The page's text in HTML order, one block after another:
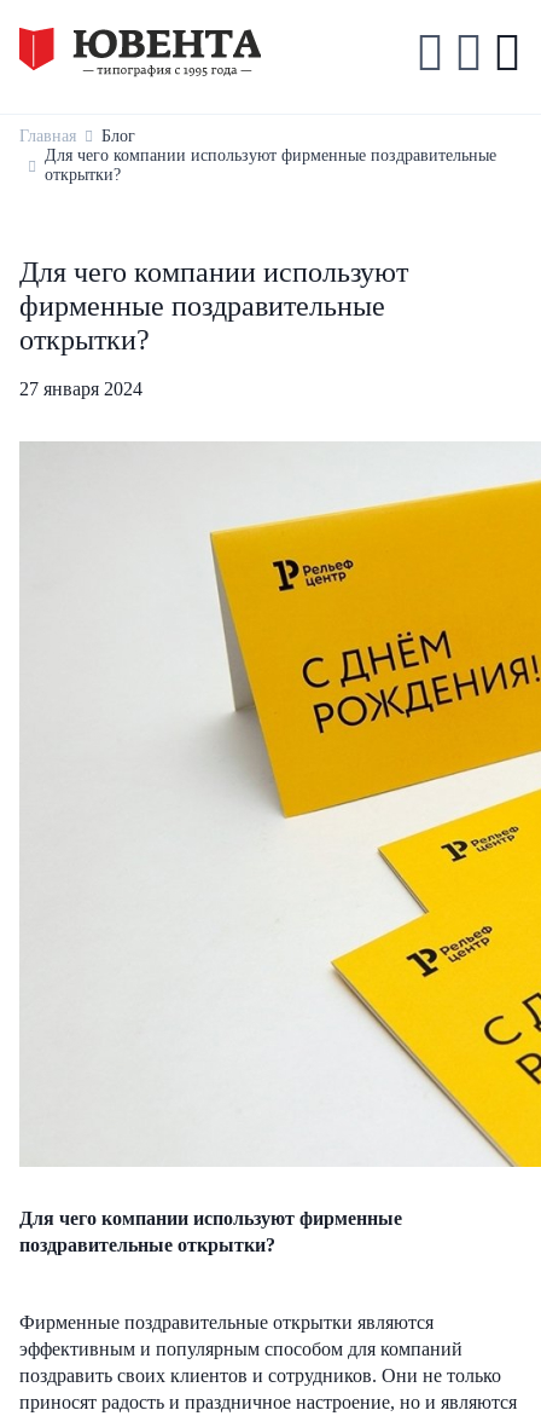
Главная
Блог
Для чего компании используют фирменные поздравительные
открытки?
Для чего компании используют
фирменные поздравительные
открытки?
27 января 2024
Для чего компании используют фирменные
поздравительные открытки?
Фирменные поздравительные открытки являются
эффективным и популярным способом для компаний
поздравить своих клиентов и сотрудников. Они не только
приносят радость и праздничное настроение, но и являются